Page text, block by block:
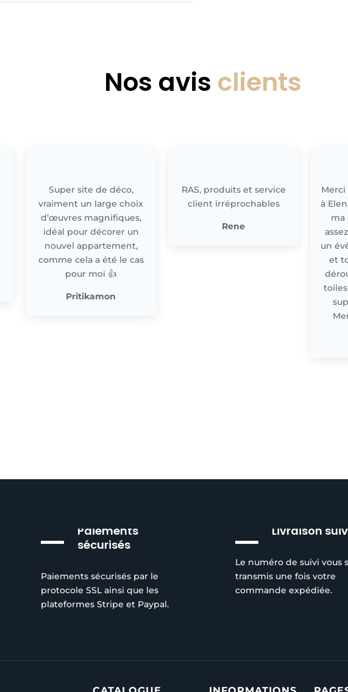
Nos avis clients
Super site de déco,
vraiment un large choix
d’œuvres magnifiques,
idéal pour décorer un
nouvel appartement,
comme cela a été le cas
pour moi 👍
Pritikamon
RAS, produits et service
client irréprochables
Rene
à
ma
un
et
Paiements
sécurisés
Paiements sécurisés par le
protocole SSL ainsi que les
plateformes Stripe et Paypal.
Livraison
Le numéro de suivi vous
transmis une fois votre
commande expédiée.